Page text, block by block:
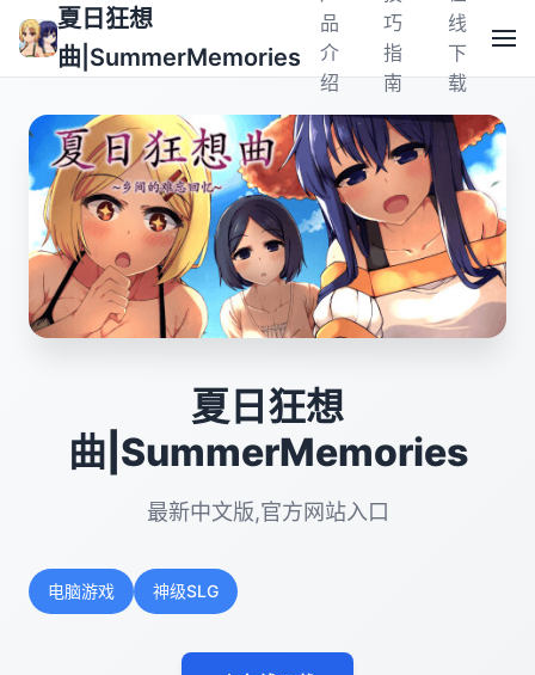
夏日狂想
曲|SummerMemories
品
介
绍
巧
指
南
线
下
载
夏日狂想
曲|SummerMemories
最新中文版,官方网站入口
电脑游戏 神级SLG